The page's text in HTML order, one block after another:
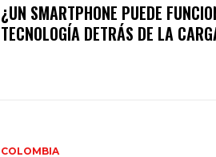
¿UN SMARTPHONE PUEDE
TECNOLOGÍA DETRÁS DE LA
COLOMBIA